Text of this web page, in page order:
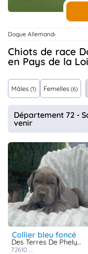
Chiens
Services
..
Assurances
Connexion
Dogue Allemand
Chiots de race Dogue allemand à vendre
en Pays de la
Mâles (1) Femelles (6)
Département 72 -
venir
collier bleu foncé
Des Terres De Phelyzia
72610